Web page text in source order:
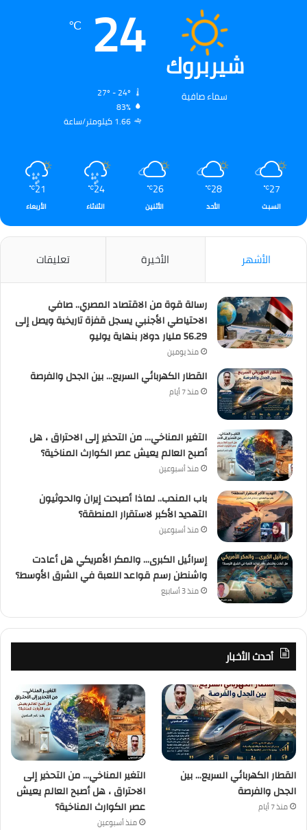
شيربروك
سماء صافية
24
℃
83%
1.66 كيلومتر/ساعة
27
℃
السبت
28
℃
الأحد
26
℃
الأثنين
24
℃
الثلاثاء
21
℃
الأربعاء
الأشهر الأخيرة تعليقات
رسالة قوة من الاقتصاد المصري.. صافي
الاحتياطي الأجنبي يسجل قفزة تاريخية ويصل إلى
56.29 مليار دولار بنهاية يوليو
منذ يومين
القطار الكهربائي السريع… بين الجدل والفرصة
منذ 7 أيام
التغير المناخي… من التحذير إلى الاحتراق ، هل
أصبح العالم يعيش عصر الكوارث المناخية؟
منذ أسبوعين
باب المندب.. لماذا أصبحت إيران والحوثيون
التهديد الأكبر لاستقرار المنطقة؟
منذ أسبوعين
إسرائيل الكبرى… والمكر الأمريكي هل أعادت
واشنطن رسم قواعد اللعبة في الشرق الأوسط؟
منذ 3 أسابيع
أحدث الأخبار
القطار الكهربائي السريع… بين
الجدل والفرصة
منذ 7 أيام
التغير المناخي… من التحذير إلى
الاحتراق ، هل أصبح العالم يعيش
عصر الكوارث المناخية؟
منذ أسبوعين